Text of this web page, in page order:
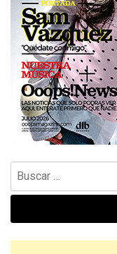
Buscar: